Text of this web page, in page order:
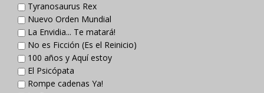
Tyranosaurus Rex
Nuevo Orden Mundial
La Envidia... Te matará!
No es Ficción (Es el Reinicio)
100 años y Aquí estoy
El Psicópata
Rompe cadenas Ya!